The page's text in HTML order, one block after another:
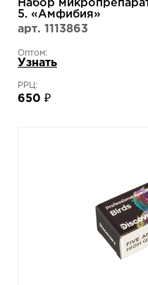
Набор
5. «Амфибия»
арт. 1113863
Оптом:
Узнать
РРЦ:
650 ₽